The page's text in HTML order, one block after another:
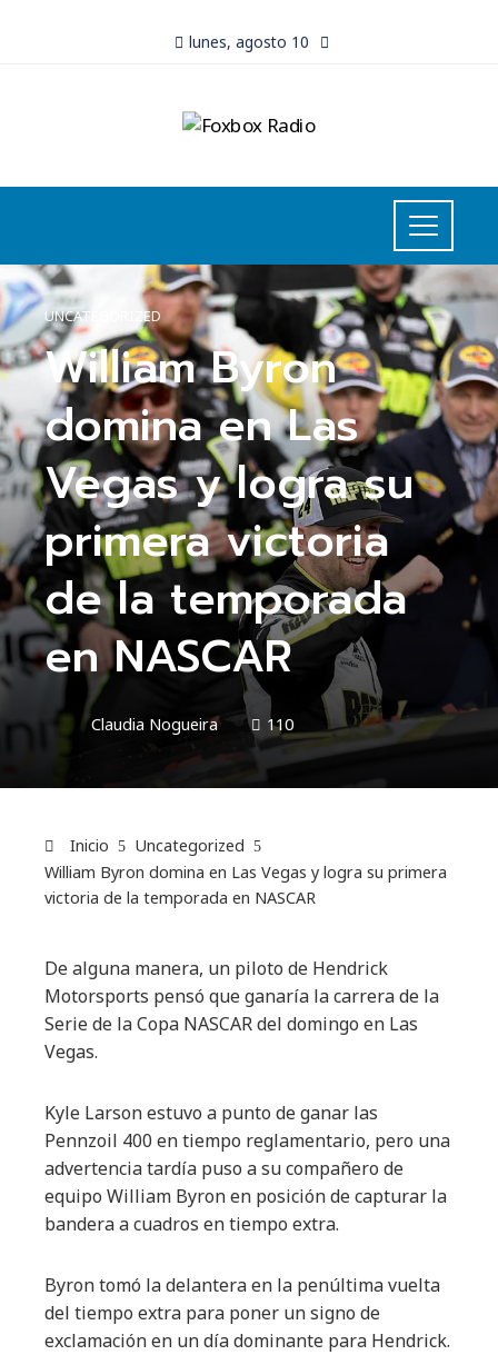
lunes, agosto 10
UNCATEGORIZED
William Byron
domina en Las
Vegas y logra su
primera victoria
de la temporada
en NASCAR
Claudia Nogueira 110
Inicio
Uncategorized
William Byron domina en Las Vegas y logra su primera
victoria de la temporada en NASCAR
De alguna manera, un piloto de Hendrick
Motorsports pensó que ganaría la carrera de la
Serie de la Copa NASCAR del domingo en Las
Vegas.
Kyle Larson estuvo a punto de ganar las
Pennzoil 400 en tiempo reglamentario, pero una
advertencia tardía puso a su compañero de
equipo William Byron en posición de capturar la
bandera a cuadros en tiempo extra.
Byron tomó la delantera en la penúltima vuelta
del tiempo extra para poner un signo de
exclamación en un día dominante para Hendrick.